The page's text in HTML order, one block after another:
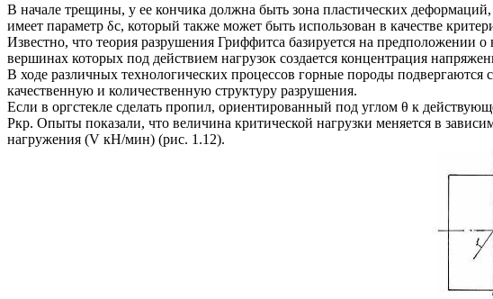
В начале трещины, у ее кончика должна быть зона пластических
имеет параметр δc, который также может быть использован в качестве
Известно, что теория разрушения Гриффитса базируется на
вершинах которых под действием нагрузок создается концентрация
В ходе различных технологических процессов горные породы
качественную и количественную структуру разрушения.
Если в оргстекле сделать пропил, ориентированный под углом θ к
Ркр. Опыты показали, что величина критической нагрузки меняется в
нагружения (V кН/мин) (рис. 1.12).